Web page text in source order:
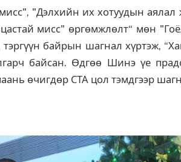
"Дэлхийн их хотуудын аялал
мисс" өргөмжлөлт“ мөн
тэргүүн байрын шагнал хүртэж,
байсан. Өдгөө Шинэ үе
өчигдөр СТА цол тэмдгээр